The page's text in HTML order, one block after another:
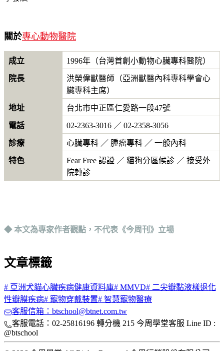
關於專心動物醫院
成立 1996年（台灣首創小動物心臟專科醫院）
院長
洪榮偉獸醫師（亞洲獸醫內科專科學會心
臟專科主席）
地址 台北市中正區仁愛路一段47號
電話 02-2363-3016 ／ 02-2358-3056
診療 心臟專科 ／ 腫瘤專科 ／ 一般內科
特色
Fear Free 認證 ／ 貓狗分區候診 ／ 接受外
院轉診
◆ 本文為專家作者觀點，不代表《今周刊》立場
文章標籤
# 亞洲犬貓心臟疾病健康資料庫# MMVD# 二尖瓣黏液樣退化
性瓣膜疾病# 寵物穿戴裝置# 智慧寵物醫療
客服信箱：btschool@btnet.com.tw
客服電話：02-25816196 轉分機 215 今周學堂客服 Line ID :
@btschool